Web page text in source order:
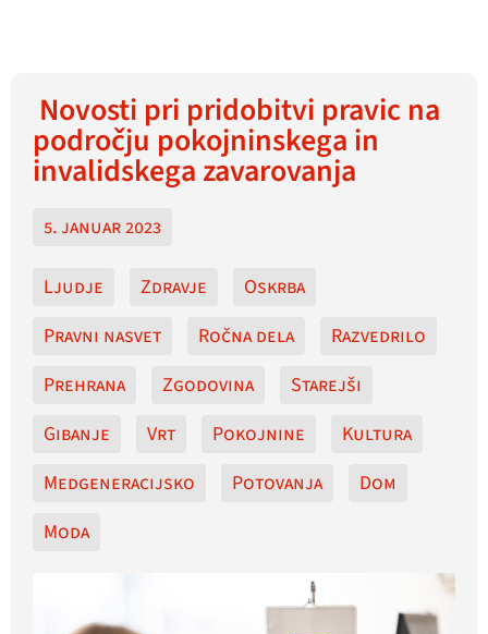
Novosti pri pridobitvi pravic na
področju pokojninskega in
invalidskega zavarovanja
5. januar 2023
Ljudje Zdravje
Oskrba
Pravni nasvet
Ročna dela
Razvedrilo
Prehrana
Zgodovina
Starejši
Gibanje
Vrt Pokojnine
Kultura
Medgeneracijsko
Potovanja
Dom
Moda